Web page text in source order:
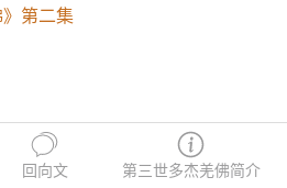
》第二集
佛法基础知识 All Ri
回向文 第三世多杰羌佛简介